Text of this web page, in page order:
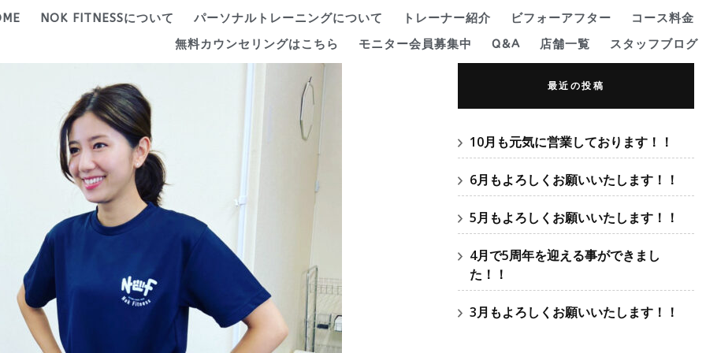
NOK FITNESSについて パーソナルトレーニングについて トレーナー紹介 ビフォーアフター
コース料金
無料カウンセリングはこちら
モニター会員募集中 Q&A 店舗一覧 スタッフブログ
最近の投稿
10月も元気に営業しております！！
6月もよろしくお願いいたします！！
5月もよろしくお願いいたします！！
4月で5周年を迎える事ができまし
た！！
3月もよろしくお願いいたします！！